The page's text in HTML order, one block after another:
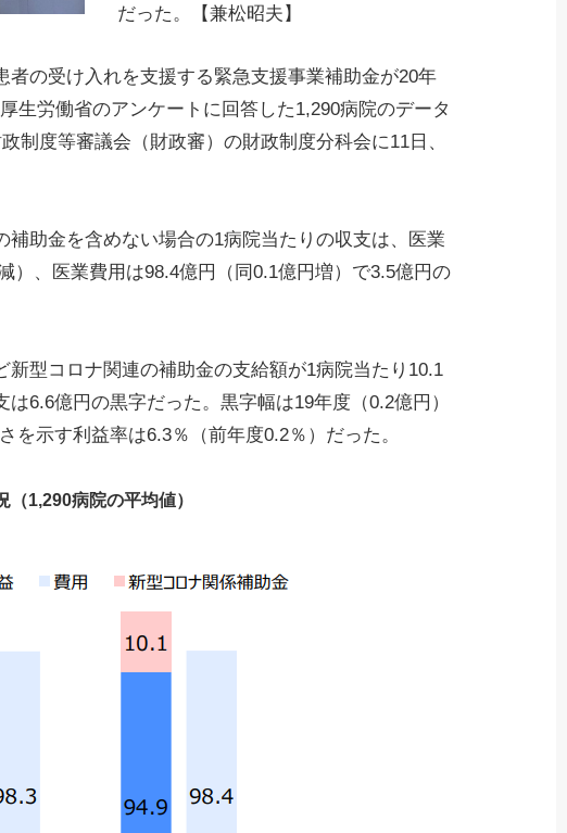
だった。【兼松昭夫】
の受け入れを支援する緊急支援事業補助金が20年
生労働省のアンケートに回答した1,290病院のデータ
制度等審議会（財政審）の財政制度分科会に11日、
助金を含めない場合の1病院当たりの収支は、医業
）、医業費用は98.4億円（同0.1億円増）で3.5億円の
型コロナ関連の補助金の支給額が1病院当たり10.1
6.6億円の黒字だった。黒字幅は19年度（0.2億円）
を示す利益率は6.3％（前年度0.2％）だった。
1,290病院の平均値）